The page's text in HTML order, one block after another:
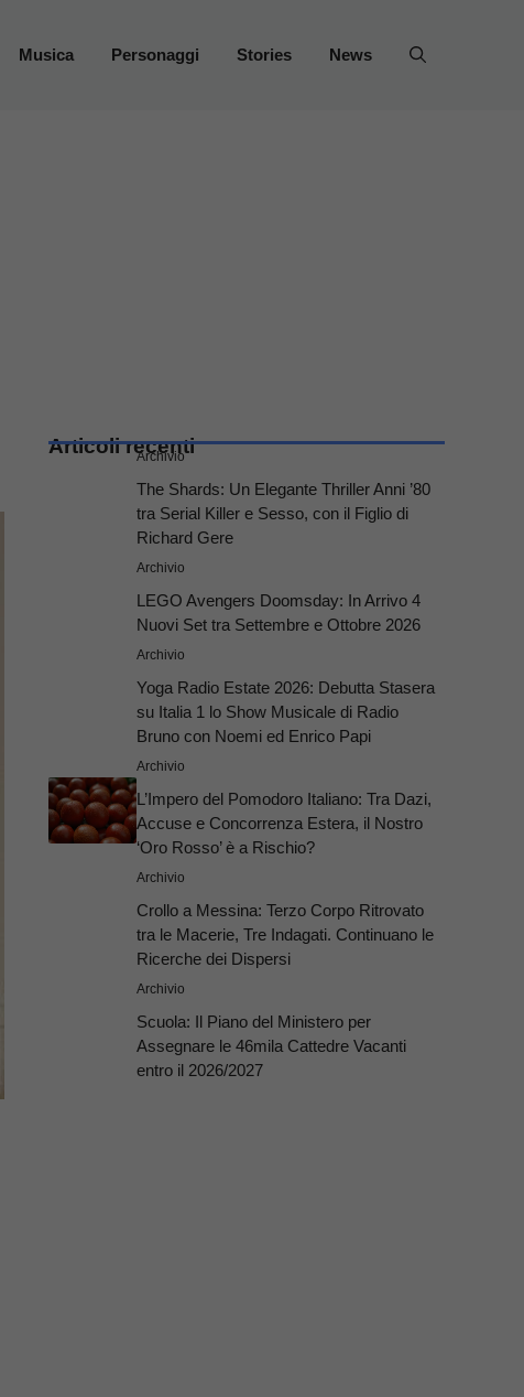
Musica Personaggi Stories News
Articoli recenti
Archivio
The Shards: Un Elegante Thriller Anni ’80
tra Serial Killer e Sesso, con il Figlio di
Richard Gere
Archivio
LEGO Avengers Doomsday: In Arrivo 4
Nuovi Set tra Settembre e Ottobre 2026
Archivio
Yoga Radio Estate 2026: Debutta Stasera
su Italia 1 lo Show Musicale di Radio
Bruno con Noemi ed Enrico Papi
Archivio
L’Impero del Pomodoro Italiano: Tra Dazi,
Accuse e Concorrenza Estera, il Nostro
‘Oro Rosso’ è a Rischio?
Archivio
Crollo a Messina: Terzo Corpo Ritrovato
tra le Macerie, Tre Indagati. Continuano le
Ricerche dei Dispersi
Archivio
Scuola: Il Piano del Ministero per
Assegnare le 46mila Cattedre Vacanti
entro il 2026/2027